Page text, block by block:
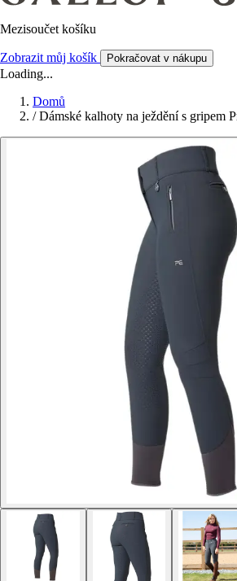
Mezisoučet košíku
Zobrazit můj košík Pokračovat v nákupu
Loading...
Domů
/ Dámské kalhoty na ježdění s gripem